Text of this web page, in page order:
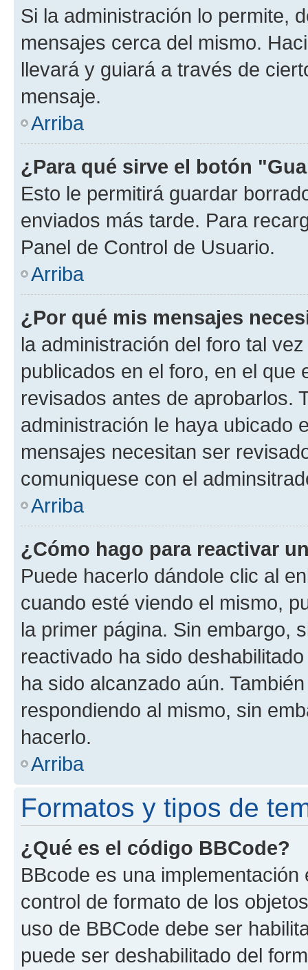
Si la administración lo permite,
mensajes cerca del mismo.
llevará y guiará a través de
mensaje.
Arriba
¿Para qué sirve el botón
Esto le permitirá guardar
enviados más tarde. Para
Panel de Control de Usuario.
Arriba
¿Por qué mis mensajes
la administración del foro tal
publicados en el foro, en el
revisados antes de aprobarlos.
administración le haya ubicado
mensajes necesitan ser
comuniquese con el
Arriba
¿Cómo hago para reactivar
Puede hacerlo dándole clic al
cuando esté viendo el mismo,
la primer página. Sin embargo,
reactivado ha sido
ha sido alcanzado aún.
respondiendo al mismo, sin
hacerlo.
Arriba
Formatos y tipos de
¿Qué es el código BBCode?
BBcode es una
control de formato de los
uso de BBCode debe ser
puede ser deshabilitado del